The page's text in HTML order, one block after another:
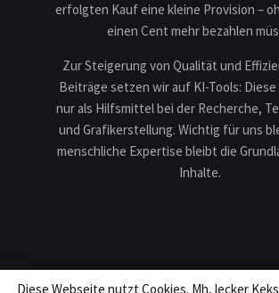
erfolgten Kauf eine kleine Provision –
einen Cent mehr bezahlen
Zur Steigerung von Qualität und
Beiträge setzen wir auf KI-Tools:
nur als Hilfsmittel bei der Recherche,
und Grafikerstellung. Wichtig für uns
menschliche Expertise bleibt die
Inhalte.
Diese Webseite nutzt Cookies. Mh, lecker